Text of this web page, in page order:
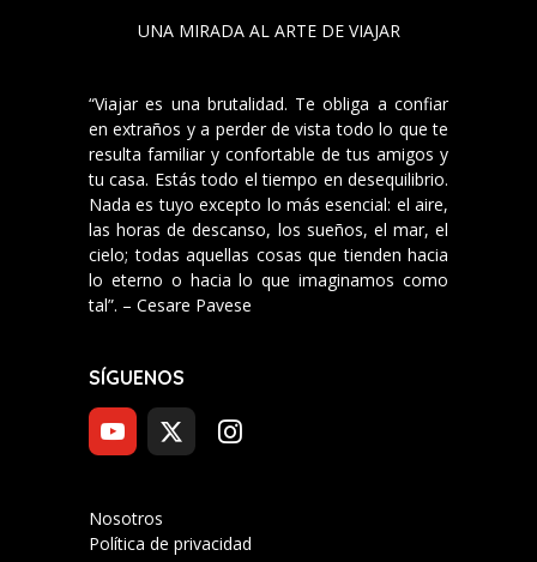
UNA MIRADA AL ARTE DE VIAJAR
“Viajar es una brutalidad. Te obliga a confiar
en extraños y a perder de vista todo lo que te
resulta familiar y confortable de tus amigos y
tu casa. Estás todo el tiempo en desequilibrio.
Nada es tuyo excepto lo más esencial: el aire,
las horas de descanso, los sueños, el mar, el
cielo; todas aquellas cosas que tienden hacia
lo eterno o hacia lo que imaginamos como
tal”. – Cesare Pavese
SÍGUENOS
Nosotros
Política de privacidad